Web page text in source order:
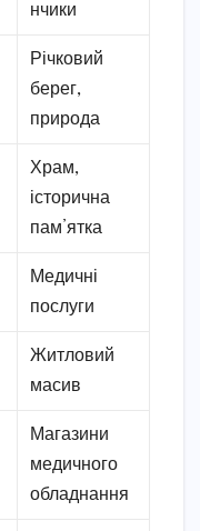
нчики
Річковий
берег,
природа
Храм,
історична
пам’ятка
Медичні
послуги
Житловий
масив
Магазини
медичного
обладнання